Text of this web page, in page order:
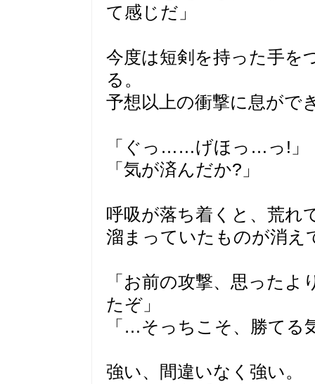
て感じだ」
今度は短剣を持った手を
る。
予想以上の衝撃に息がで
「ぐっ……げほっ…っ!」
「気が済んだか?」
呼吸が落ち着くと、荒れ
溜まっていたものが消え
「お前の攻撃、思った
たぞ」
「…そっちこそ、勝てる
強い、間違いなく強い。